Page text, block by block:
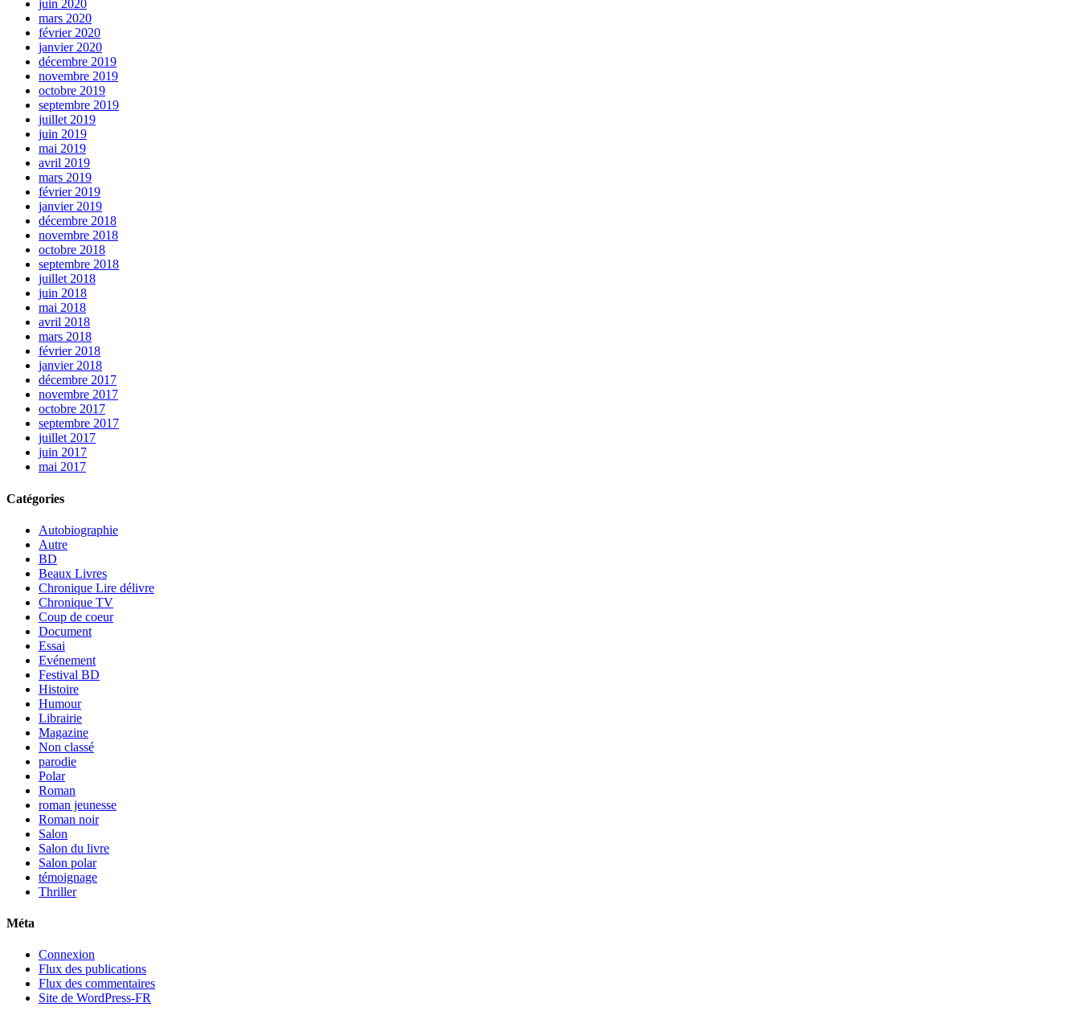
juin 2020
mars 2020
février 2020
janvier 2020
décembre 2019
novembre 2019
octobre 2019
septembre 2019
juillet 2019
juin 2019
mai 2019
avril 2019
mars 2019
février 2019
janvier 2019
décembre 2018
novembre 2018
octobre 2018
septembre 2018
juillet 2018
juin 2018
mai 2018
avril 2018
mars 2018
février 2018
janvier 2018
décembre 2017
novembre 2017
octobre 2017
septembre 2017
juillet 2017
juin 2017
mai 2017
Catégories
Autobiographie
Autre
BD
Beaux Livres
Chronique Lire délivre
Chronique TV
Coup de coeur
Document
Essai
Evénement
Festival BD
Histoire
Humour
Librairie
Magazine
Non classé
parodie
Polar
Roman
roman jeunesse
Roman noir
Salon
Salon du livre
Salon polar
témoignage
Thriller
Méta
Connexion
Flux des publications
Flux des commentaires
Site de WordPress-FR